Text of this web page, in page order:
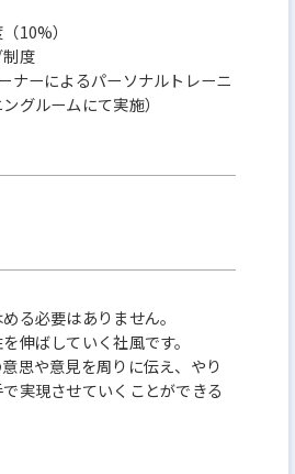
10%）
制度
ナーによるパーソナルトレーニ
グルームにて実施）
る必要はありません。
伸ばしていく社⾵です。
思や意⾒を周りに伝え、やり
実現させていくことができる